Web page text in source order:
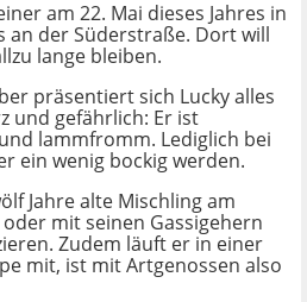
am 22. Mai dieses Jahres in
an der Süderstraße. Dort will
lange bleiben.
präsentiert sich Lucky alles
und gefährlich: Er ist
lammfromm. Lediglich bei
ein wenig bockig werden.
Jahre alte Mischling am
mit seinen Gassigehern
Zudem läuft er in einer
mit, ist mit Artgenossen also